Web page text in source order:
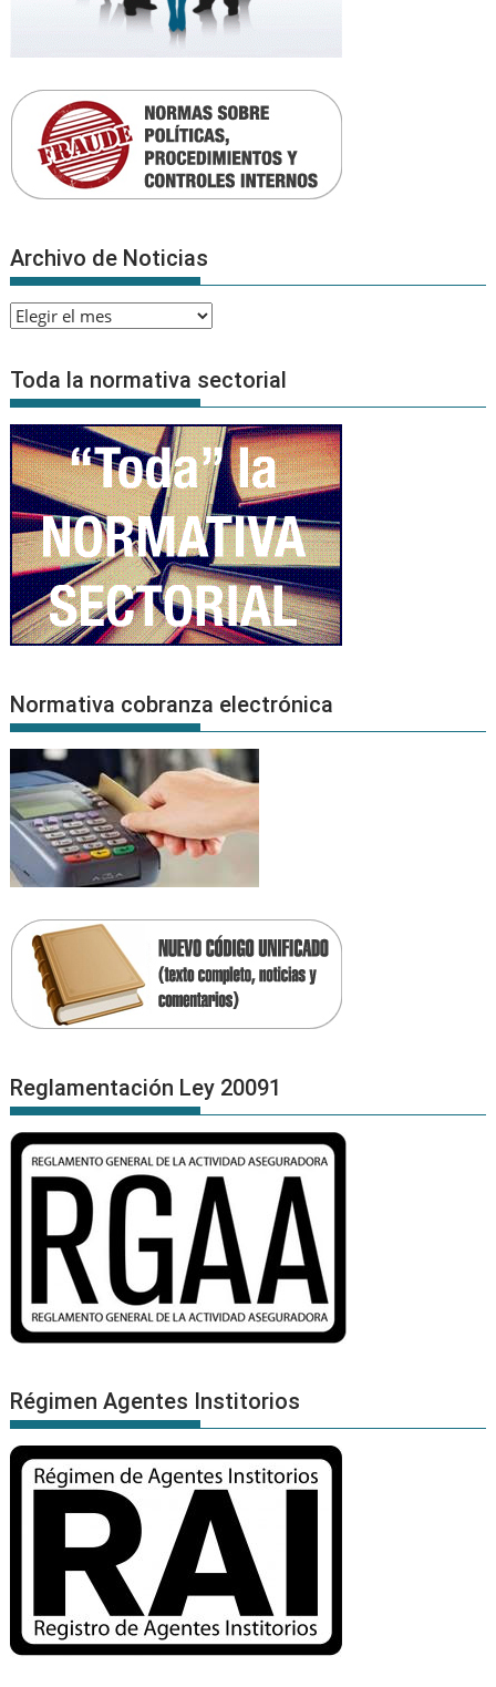
Archivo de Noticias
Archivo
Noticias
Toda la normativa sectorial
Normativa cobranza electrónica
Reglamentación Ley 20091
Régimen Agentes Institorios